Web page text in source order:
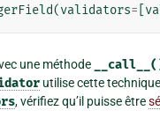
(validators=
une méthode
utilise cette
, vérifiez qu’il puisse être